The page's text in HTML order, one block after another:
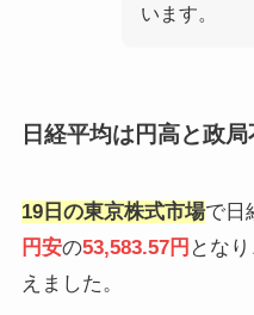
います。
日経平均は円高と政
19日の東京株式市場で日
円安の53,583.57円 とな
えました。